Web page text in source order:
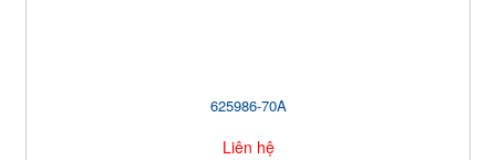
625986-70A
Liên hệ